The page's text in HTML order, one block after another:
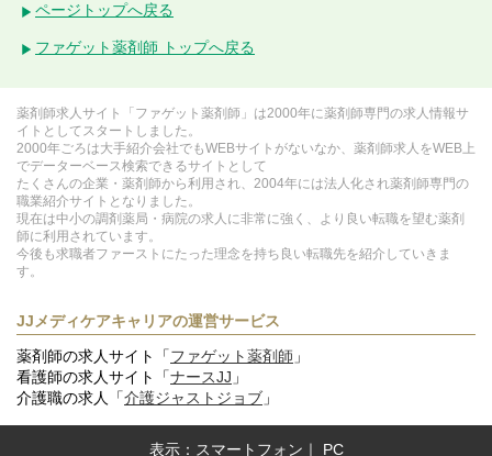
ページトップへ戻る
ファゲット薬剤師 トップへ戻る
薬剤師求人サイト「ファゲット薬剤師」は2000年に薬剤師専門の求人情報サ
イトとしてスタートしました。
2000年ごろは大手紹介会社でもWEBサイトがないなか、薬剤師求人をWEB上
でデーターベース検索できるサイトとして
たくさんの企業・薬剤師から利用され、2004年には法人化され薬剤師専門の
職業紹介サイトとなりました。
現在は中小の調剤薬局・病院の求人に非常に強く、より良い転職を望む薬剤
師に利用されています。
今後も求職者ファーストにたった理念を持ち良い転職先を紹介していきま
す。
JJメディケアキャリアの運営サービス
薬剤師の求人サイト「ファゲット薬剤師 」
看護師の求人サイト「ナースJJ 」
介護職の求人「介護ジャストジョブ 」
表示： スマートフォン ｜ PC